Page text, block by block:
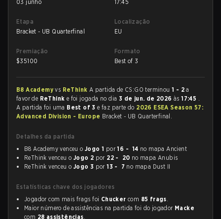
03 junho
17:45
Etapa
Bracket - UB Quarterfinal
Localização
EU
Premiação
$35100
Formato
Best of 3
B8 Academyvs ReThink A partida de CS:GO terminou1 - 2 a
favor de ReThink e foi jogada no dia 3 de jun. de 2026às17:45 .
A partida foi uma Best of 3e faz parte do 2026 ESEA Season 57:
Advanced Division - Europe Bracket - UB Quarterfinal.
Detalhes da partida
B8 Academy venceu o Jogo 1 por16 - 14 no mapa Ancient
ReThink venceu o Jogo 2 por 22 - 20 no mapa Anubis
ReThink venceu o Jogo 3 por13 - 7 no mapa Dust II
Estatísticas chave dos jogadores
Jogador com mais frags foi Chucker com 85 frags.
Maior número de assistências na partida foi do jogador Macke
com 28 assistências.